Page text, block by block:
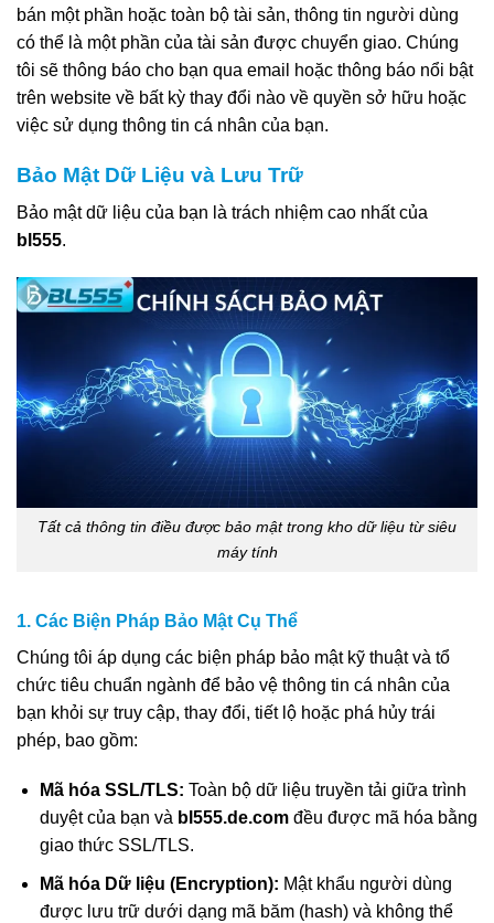
bán một phần hoặc toàn bộ tài sản, thông tin người dùng
có thể là một phần của tài sản được chuyển giao. Chúng
tôi sẽ thông báo cho bạn qua email hoặc thông báo nổi bật
trên website về bất kỳ thay đổi nào về quyền sở hữu hoặc
việc sử dụng thông tin cá nhân của bạn.
Bảo Mật Dữ Liệu và Lưu Trữ
Bảo mật dữ liệu của bạn là trách nhiệm cao nhất của
bl555.
Tất cả thông tin điều được bảo mật trong kho dữ liệu từ siêu
máy tính
1. Các Biện Pháp Bảo Mật Cụ Thể
Chúng tôi áp dụng các biện pháp bảo mật kỹ thuật và tổ
chức tiêu chuẩn ngành để bảo vệ thông tin cá nhân của
bạn khỏi sự truy cập, thay đổi, tiết lộ hoặc phá hủy trái
phép, bao gồm:
Mã hóa SSL/TLS: Toàn bộ dữ liệu truyền tải giữa trình
duyệt của bạn và bl555.de.comđều được mã hóa bằng
giao thức SSL/TLS.
Mã hóa Dữ liệu (Encryption): Mật khẩu người dùng
được lưu trữ dưới dạng mã băm (hash) và không thể